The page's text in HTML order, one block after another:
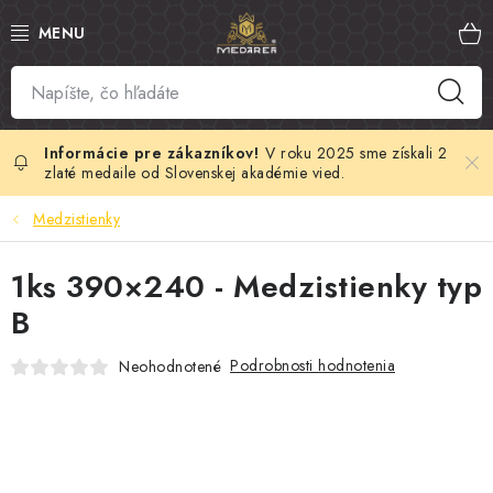
na
SLOVENSKÝ MED
MANUKA MED
VČELÍ PEĽ
MATERSKÁ KAŠIČKA
VČELÍ JED
V roku 2025 sme získali 2
zlaté medaile od Slovenskej akadémie vied.
Medzistienky
1ks 390×240 - Medzistienky typ
B
Neohodnotené Podrobnosti hodnotenia